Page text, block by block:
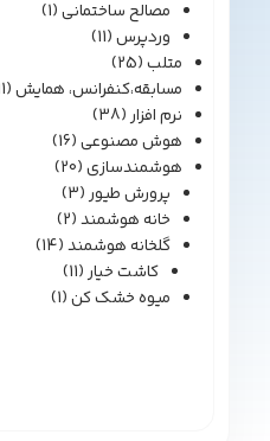
مصالح ساختمانی(1)
وردپرس(11)
متلب(25)
مسابقه،کنفرانس، همایش(91)
نرم افزار(38)
هوش مصنوعی(16)
هوشمندسازی(20)
پرورش طیور(3)
خانه هوشمند(2)
گلخانه هوشمند(14)
کاشت خیار(11)
میوه خشک کن(1)